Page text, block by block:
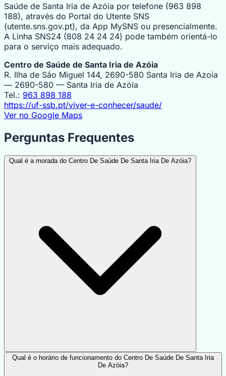
Saúde de Santa Iria de Azóia por telefone (963 898
188), através do Portal do Utente SNS
(utente.sns.gov.pt), da App MySNS ou presencialmente.
A Linha SNS24 (808 24 24 24) pode também orientá-lo
para o serviço mais adequado.
Centro de Saúde de Santa Iria de Azóia
R. Ilha de São Miguel 144, 2690-580 Santa Iria de Azoia
— 2690-580 — Santa Iria de Azóia
Tel.: 963 898 188
https://uf-ssb.pt/viver-e-conhecer/saude/
Ver no Google Maps
Perguntas Frequentes
Qual é a morada do Centro De Saúde De Santa Iria De Azóia?
Qual é o horário de funcionamento do Centro De Saúde De Santa Iria
De Azóia?